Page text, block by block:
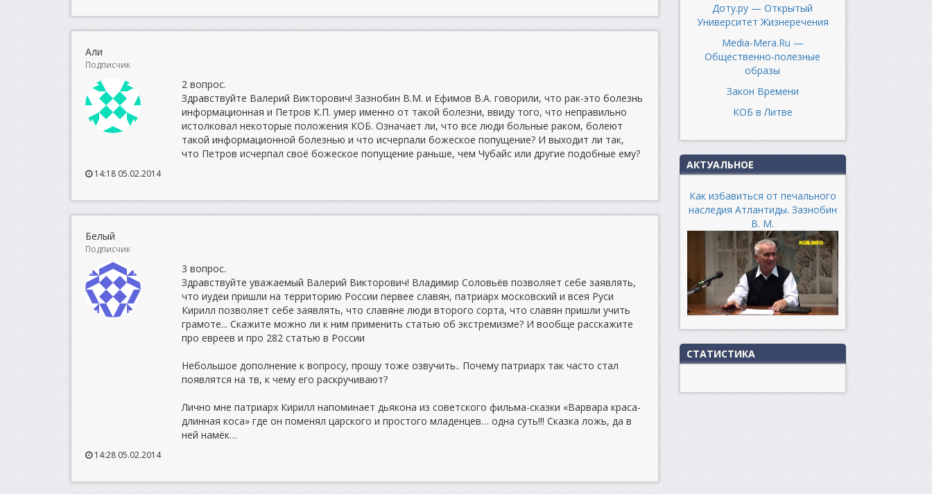
Али
Подписчик
2 вопрос.
Здравствуйте Валерий Викторович! Зазнобин В.М. и Ефимов В.А. говорили, что рак-это болезнь
информационная и Петров К.П. умер именно от такой болезни, ввиду того, что неправильно
истолковал некоторые положения КОБ. Означает ли, что все люди больные раком, болеют
такой информационной болезнью и что исчерпали божеское попущение? И выходит ли так,
что Петров исчерпал своё божеское попущение раньше, чем Чубайс или другие подобные ему?
14:18 05.02.2014
Белый
Подписчик
3 вопрос.
Здравствуйте уважаемый Валерий Викторович! Владимир Соловьёв позволяет себе заявлять,
что иудеи пришли на территорию России первее славян, патриарх московский и всея Руси
Кирилл позволяет себе заявлять, что славяне люди второго сорта, что славян пришли учить
грамоте... Скажите можно ли к ним применить статью об экстремизме? И вообще расскажите
про евреев и про 282 статью в России
Небольшое дополнение к вопросу, прошу тоже озвучить.. Почему патриарх так часто стал
появлятся на тв, к чему его раскручивают?
Лично мне патриарх Кирилл напоминает дьякона из советского фильма-сказки «Варвара краса-
длинная коса» где он поменял царского и простого младенцев… одна суть!!! Сказка ложь, да в
ней намёк…
14:28 05.02.2014
Доту.ру — Открытый
Университет Жизнеречения
Media-Mera.Ru —
Общественно-полезные
образы
Закон Времени
КОБ в Литве
АКТУАЛЬНОЕ
Как избавиться от печального
наследия Атлантиды. Зазнобин
В. М.
СТАТИСТИКА